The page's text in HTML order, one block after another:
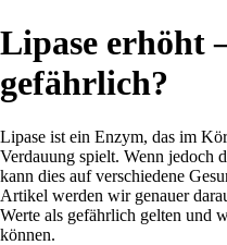
Lipase erhöht
gefährlich?
Lipase ist ein Enzym, das im
Verdauung spielt. Wenn jedoch
kann dies auf verschiedene
Artikel werden wir genauer
Werte als gefährlich gelten und
können.